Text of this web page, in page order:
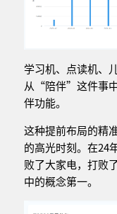
学习机、点读机、
从“陪伴”这件事
伴功能。
这种提前布局的精
的高光时刻。在24
败了大家电，打败
中的概念第一。